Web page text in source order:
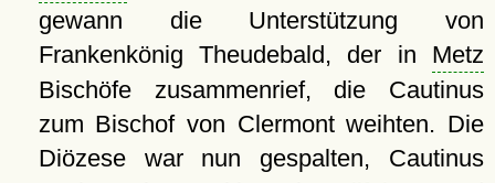
gewann die Unterstützung von
Frankenkönig Theudebald, der in Metz
Bischöfe zusammenrief, die Cautinus
zum Bischof von Clermont weihten. Die
Diözese war nun gespalten, Cautinus